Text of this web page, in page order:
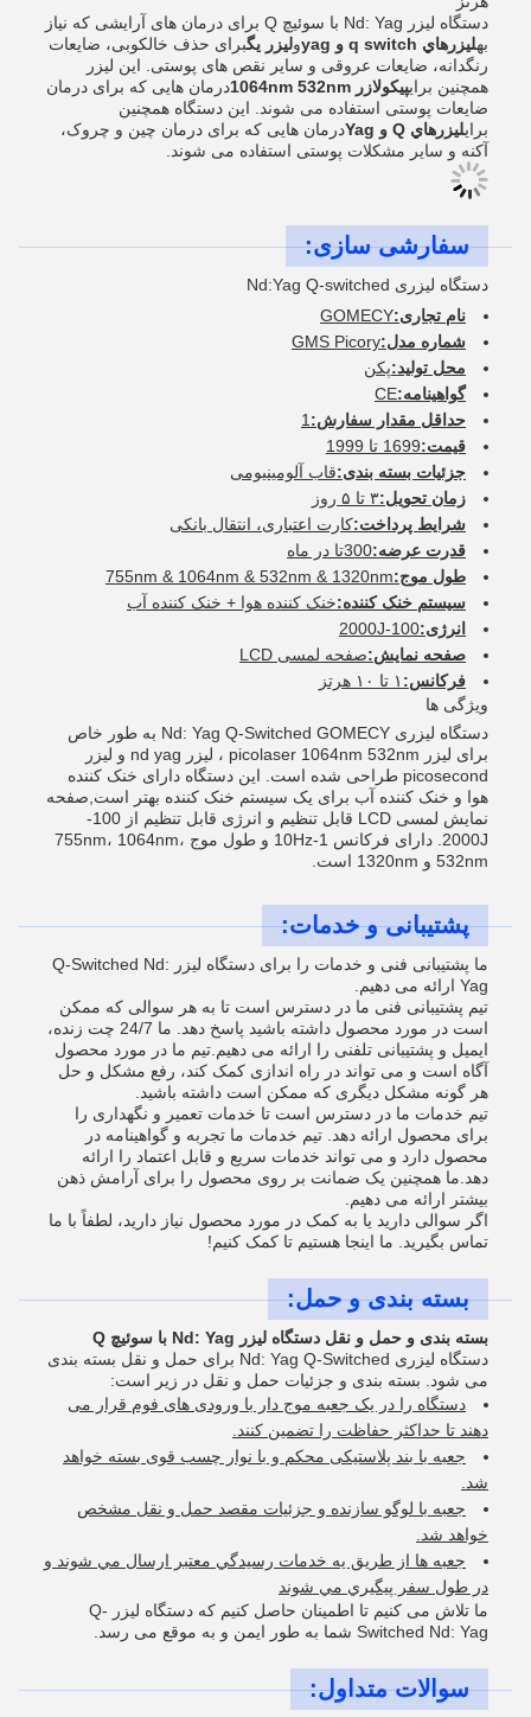
دستگاه لیزر Nd: Yag با سوئیچ Q برای درمان های آرایشی که نیاز
بهليزرهاي q switch و yag ولیزر یگبرای حذف خالکوبی، ضایعات
رنگدانه، ضایعات عروقی و سایر نقص های پوستی. این لیزر
همچنین برایپیکولازر 1064nm 532nm
درمان هایی که برای درمان
ضایعات پوستی استفاده می شوند. این دستگاه همچنین
برایليزرهاي Q و Yag
درمان هایی که برای درمان چین و چروک،
آکنه و سایر مشکلات پوستی استفاده می شوند.
سفارشی سازی:
دستگاه لیزری Nd:Yag Q-switched
نام تجاری:GOMECY
شماره مدل:GMS Picory
محل تولید:پکن
گواهینامه:CE
حداقل مقدار سفارش: 1
قیمت:1699 تا 1999
جزئیات بسته بندی:قاب آلومینیومی
زمان تحویل:۳ تا ۵ روز
شرایط پرداخت:کارت اعتباری، انتقال بانکی
قدرت عرضه:300تا در ماه
طول موج:755nm & 1064nm & 532nm & 1320nm
سیستم خنک کننده:خنک کننده هوا + خنک کننده آب
انرژی:100-2000J
صفحه نمایش:صفحه لمسی LCD
فرکانس: ۱ تا ۱۰ هرتز
ویژگی ها
دستگاه لیزری Nd: Yag Q-Switched GOMECY به طور خاص
برای لیزر picolaser 1064nm 532nm ، لیزر nd yag و لیزر
picosecond طراحی شده است. این دستگاه دارای خنک کننده
هوا و خنک کننده آب برای یک سیستم خنک کننده بهتر است,صفحه
نمایش لمسی LCD قابل تنظیم و انرژی قابل تنظیم از 100-
2000J. دارای فرکانس 1-10Hz و طول موج 755nm، 1064nm،
532nm و 1320nm است.
پشتیبانی و خدمات:
ما پشتیبانی فنی و خدمات را برای دستگاه لیزر Q-Switched Nd:
Yag ارائه می دهیم.
تیم پشتیبانی فنی ما در دسترس است تا به هر سوالی که ممکن
است در مورد محصول داشته باشید پاسخ دهد. ما 24/7 چت زنده،
ایمیل و پشتیبانی تلفنی را ارائه می دهیم.تیم ما در مورد محصول
آگاه است و می تواند در راه اندازی کمک کند، رفع مشکل و حل
هر گونه مشکل دیگری که ممکن است داشته باشید.
تیم خدمات ما در دسترس است تا خدمات تعمیر و نگهداری را
برای محصول ارائه دهد. تیم خدمات ما تجربه و گواهینامه در
محصول دارد و می تواند خدمات سریع و قابل اعتماد را ارائه
دهد.ما همچنین یک ضمانت بر روی محصول را برای آرامش ذهن
بیشتر ارائه می دهیم.
اگر سوالی دارید یا به کمک در مورد محصول نیاز دارید، لطفاً با ما
تماس بگیرید. ما اینجا هستیم تا کمک کنیم!
بسته بندی و حمل:
بسته بندی و حمل و نقل دستگاه لیزر Nd: Yag با سوئیچ Q
دستگاه لیزری Nd: Yag Q-Switched برای حمل و نقل بسته بندی
می شود. بسته بندی و جزئیات حمل و نقل در زیر است:
دستگاه را در یک جعبه موج دار با ورودی های فوم قرار می
دهند تا حداکثر حفاظت را تضمین کنند.
جعبه با بند پلاستیکی محکم و با نوار چسب قوی بسته خواهد
شد.
جعبه با لوگو سازنده و جزئیات مقصد حمل و نقل مشخص
خواهد شد.
جعبه ها از طريق يه خدمات رسيدگي معتبر ارسال مي شوند و
در طول سفر پيگيري مي شوند
ما تلاش می کنیم تا اطمینان حاصل کنیم که دستگاه لیزر Q-
Switched Nd: Yag شما به طور ایمن و به موقع می رسد.
سوالات متداول: